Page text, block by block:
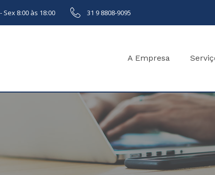
Sex 8:00 às 18:00 31 9 8808-9095
A Empresa